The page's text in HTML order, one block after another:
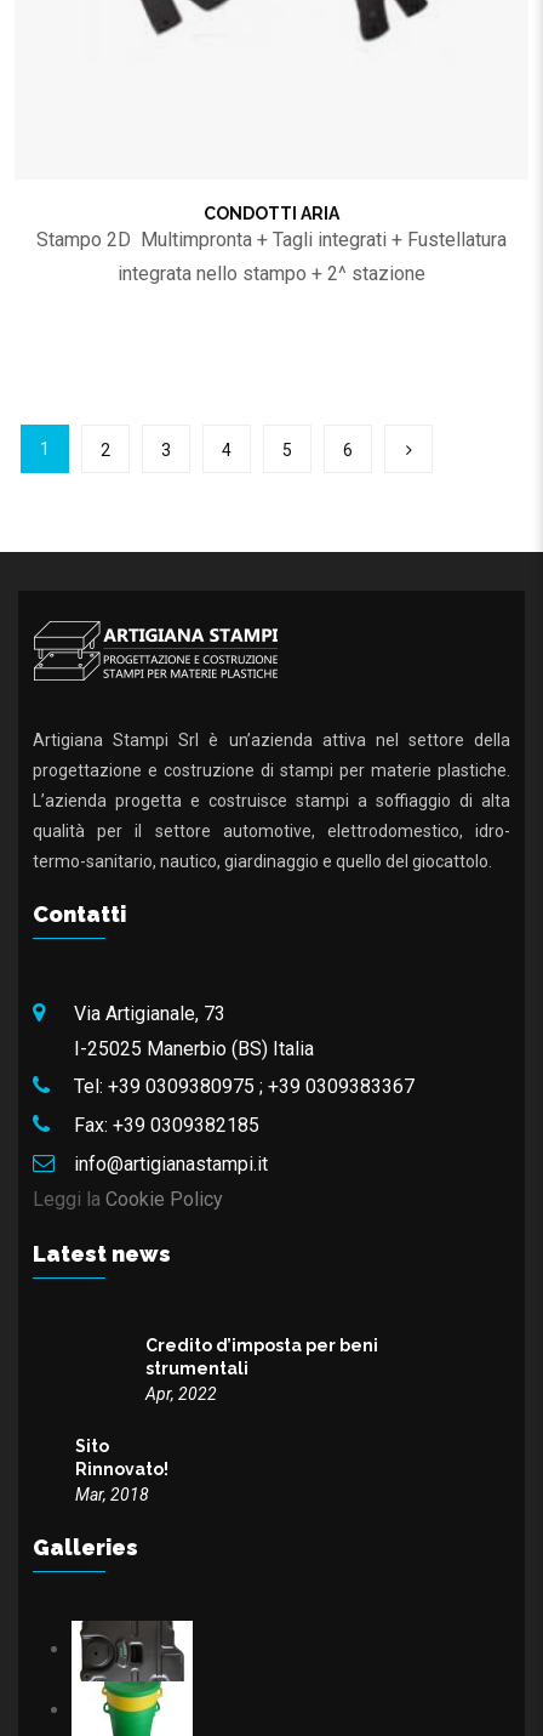
CONDOTTI ARIA
Stampo 2D Multimpronta + Tagli integrati + Fustellatura
integrata nello stampo + 2^ stazione
1 2 3 4 5 6
Artigiana Stampi Srl è un’azienda attiva nel settore della
progettazione e costruzione di stampi per materie plastiche.
L’azienda progetta e costruisce stampi a soffiaggio di alta
qualità per il settore automotive, elettrodomestico, idro-
termo-sanitario, nautico, giardinaggio e quello del giocattolo.
Contatti
Via Artigianale, 73
I-25025 Manerbio (BS) Italia
Tel: +39 0309380975 ; +39 0309383367
Fax: +39 0309382185
info@artigianastampi.it
Leggi la Cookie Policy
Latest news
Credito d’imposta per beni
strumentali
Apr, 2022
Sito
Rinnovato!
Mar, 2018
Galleries